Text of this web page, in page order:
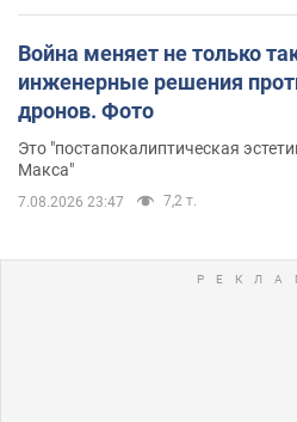
Война меняет не только
инженерные решения
дронов. Фото
Это "постапокалиптическая
Макса"
7.08.2026 23:47 7,2 т.